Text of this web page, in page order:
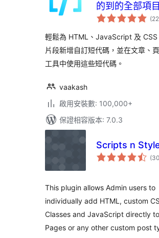
的到的全部項
短代碼
輕鬆為 HTML、JavaScript 及 CSS
片段新增自訂短代碼，並在文章、
工具中使用這些短代碼。
vaakash
啟用安裝數: 100,000+
保證相容版本: 7.0.3
Scripts n
This plugin allows Admin users to
individually add HTML, custom
Classes and JavaScript directly
Pages or any other custom post